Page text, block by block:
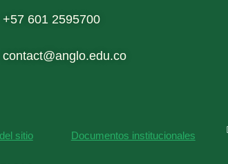
+57 601 2595700
contact@anglo.edu.co
sitio Documentos institucionales